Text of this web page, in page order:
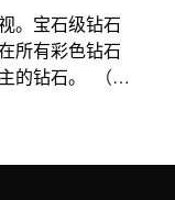
。宝石级钻石
所有彩色钻石
的钻石。
（更